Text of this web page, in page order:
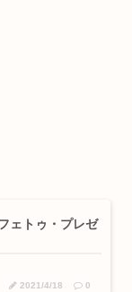
ェトゥ・プレゼ
2021/4/18 0